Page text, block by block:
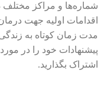
شماره‌ها و مراکز مختلف
اقدامات اولیه جهت درمان
مدت زمان کوتاه به
پیشنهادات خود را در
اشتراک بگذارید.